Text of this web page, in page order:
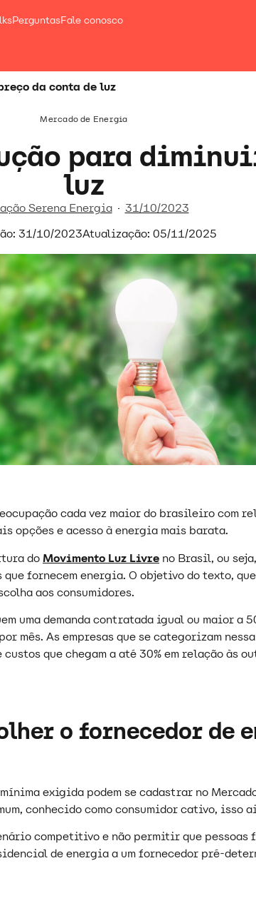
PerguntasFale conosco
da conta de luz
Mercado de Energia
para
luz
Serena Energia
31/10/2023
31/10/2023Atualização: 05/11/2025
cada vez maior do brasileiro com
opções e acesso à energia mais barata.
doMovimento Luz Livre no Brasil, ou
fornecem energia. O objetivo do texto,
aos consumidores.
uma demanda contratada igual ou maior a
mês. As empresas que se categorizam
que chegam a até 30% em relação às
o fornecedor de
exigida podem se cadastrar no
conhecido como consumidor cativo, isso
competitivo e não permitir que pessoas
de energia a um fornecedor pré-